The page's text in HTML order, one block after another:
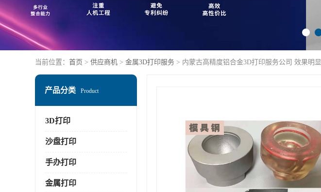
当前位置： 首页 > 供应商机 > 金属3D打印服务 > 内蒙古高精度铝合金3D打印服务公司 效果明显
产品分类 Product
3D打印
沙盘打印
手办打印
金属打印